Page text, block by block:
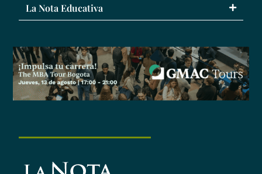
La Nota Educativa